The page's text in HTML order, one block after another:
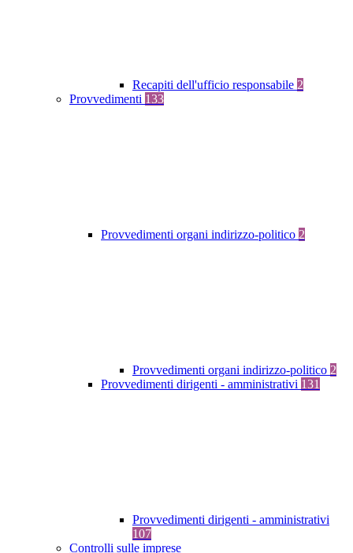
Recapiti dell'ufficio responsabile 2
Provvedimenti 133
Provvedimenti organi indirizzo-politico 2
Provvedimenti organi indirizzo-politico 2
Provvedimenti dirigenti - amministrativi 131
Provvedimenti dirigenti - amministrativi
107
Controlli sulle imprese